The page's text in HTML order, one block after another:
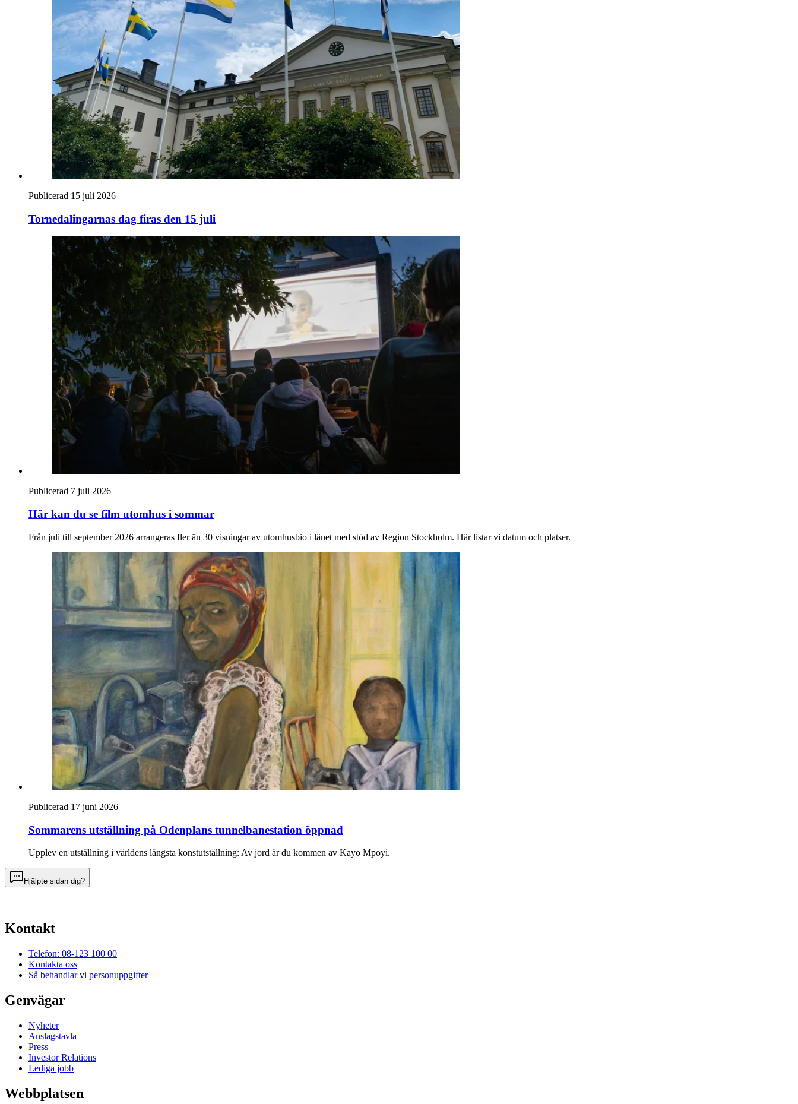
Publicerad 15 juli 2026
Tornedalingarnas dag firas den 15 juli
Publicerad 7 juli 2026
Här kan du se film utomhus i sommar
Från juli till september 2026 arrangeras fler än 30 visningar av utomhusbio i länet med stöd av Region Stockholm. Här listar vi datum och platser.
Publicerad 17 juni 2026
Sommarens utställning på Odenplans tunnelbanestation öppnad
Upplev en utställning i världens längsta konstutställning: Av jord är du kommen av Kayo Mpoyi.
Hjälpte sidan dig?
Kontakt
Telefon: 08-123 100 00
Kontakta oss
Så behandlar vi personuppgifter
Genvägar
Nyheter
Anslagstavla
Press
Investor Relations
Lediga jobb
Webbplatsen